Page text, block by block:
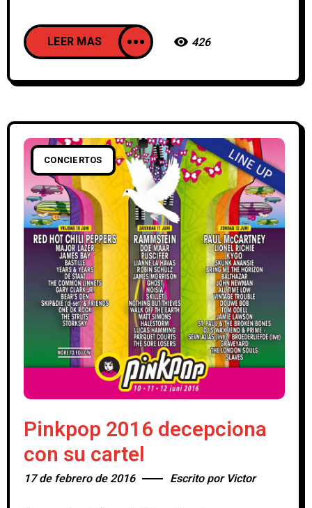
LEER MAS 426
CONCIERTOS
Pinkpop 2016 decepciona
con su cartel
17 de febrero de 2016 Escrito por Victor